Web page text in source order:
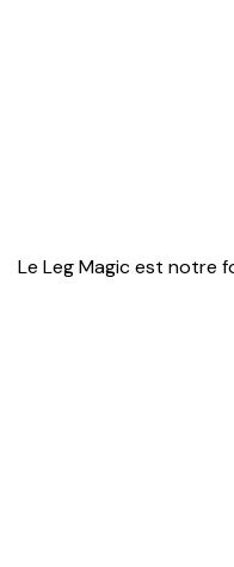
Le Leg Magic est notre